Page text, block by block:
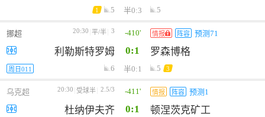
1 5 半0:3 5
挪超 20:30 平/半 3 -410' 情报 阵容 预测71
利勒斯特罗姆 0:1 罗森博格
周日011 6 半0:1 5 3
乌克超 20:30 受球半 2.5/3 -411' 情报 阵容 预测1
杜纳伊夫齐 0:1 顿涅茨克矿工